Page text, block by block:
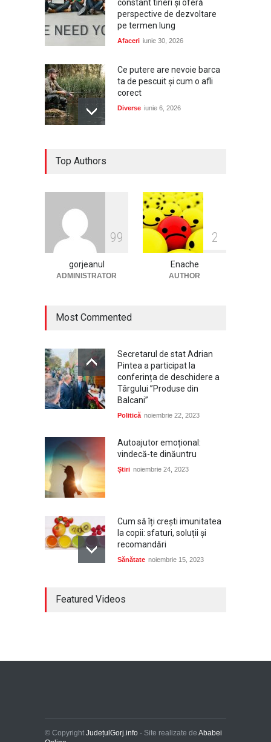
constant tineri și oferă
perspective de dezvoltare
pe termen lung
Afaceri iunie 30, 2026
Ce putere are nevoie barca
ta de pescuit și cum o afli
corect
Diverse iunie 6, 2026
ianuarie 2, 2026
Cum să-ți protejezi culturile
de legume cu serele de la
Micul Fermier?
decembrie 29, 2025
Top Authors
99
gorjeanul
ADMINISTRATOR
2
Enache
AUTHOR
Most Commented
Secretarul de stat Adrian
Pintea a participat la
conferința de deschidere a
Târgului ”Produse din
Balcani”
Politică noiembrie 22, 2023
Autoajutor emoțional:
vindecă-te dinăuntru
Știri noiembrie 24, 2023
Cum să îți crești imunitatea
la copii: sfaturi, soluții și
recomandări
Sănătate noiembrie 15, 2023
deosebit pentru un copil
Featured Videos
© Copyright JudețulGorj.info - Site realizate de Ababei